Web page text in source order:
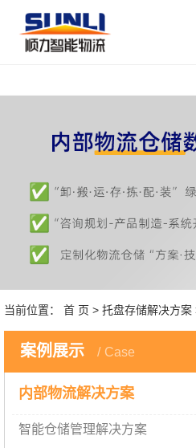
当前位置： 首 页 > 托盘存储解决方案
案例展示 Case
内部物流解决方案
智能仓储管理解决方案